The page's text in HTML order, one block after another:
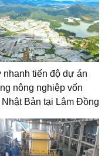
nhanh tiến độ dự án
nông nghiệp vốn
Nhật Bản tại Lâm Đồng